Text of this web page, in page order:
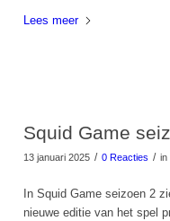
Lees meer
Squid Game
13 januari 2025 / 0 Reacties / in
In Squid Game seizoen 2
nieuwe editie van het spel